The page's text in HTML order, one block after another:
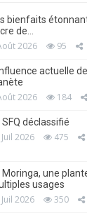
bienfaits
de…
2026 95
actuelle
2026 184
SFQ déclassifié
2026 475
Moringa, une
usages
2026 350